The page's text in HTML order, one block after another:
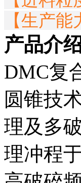
【生产能
产品介
DMC复
圆锥技
理及多
理冲程